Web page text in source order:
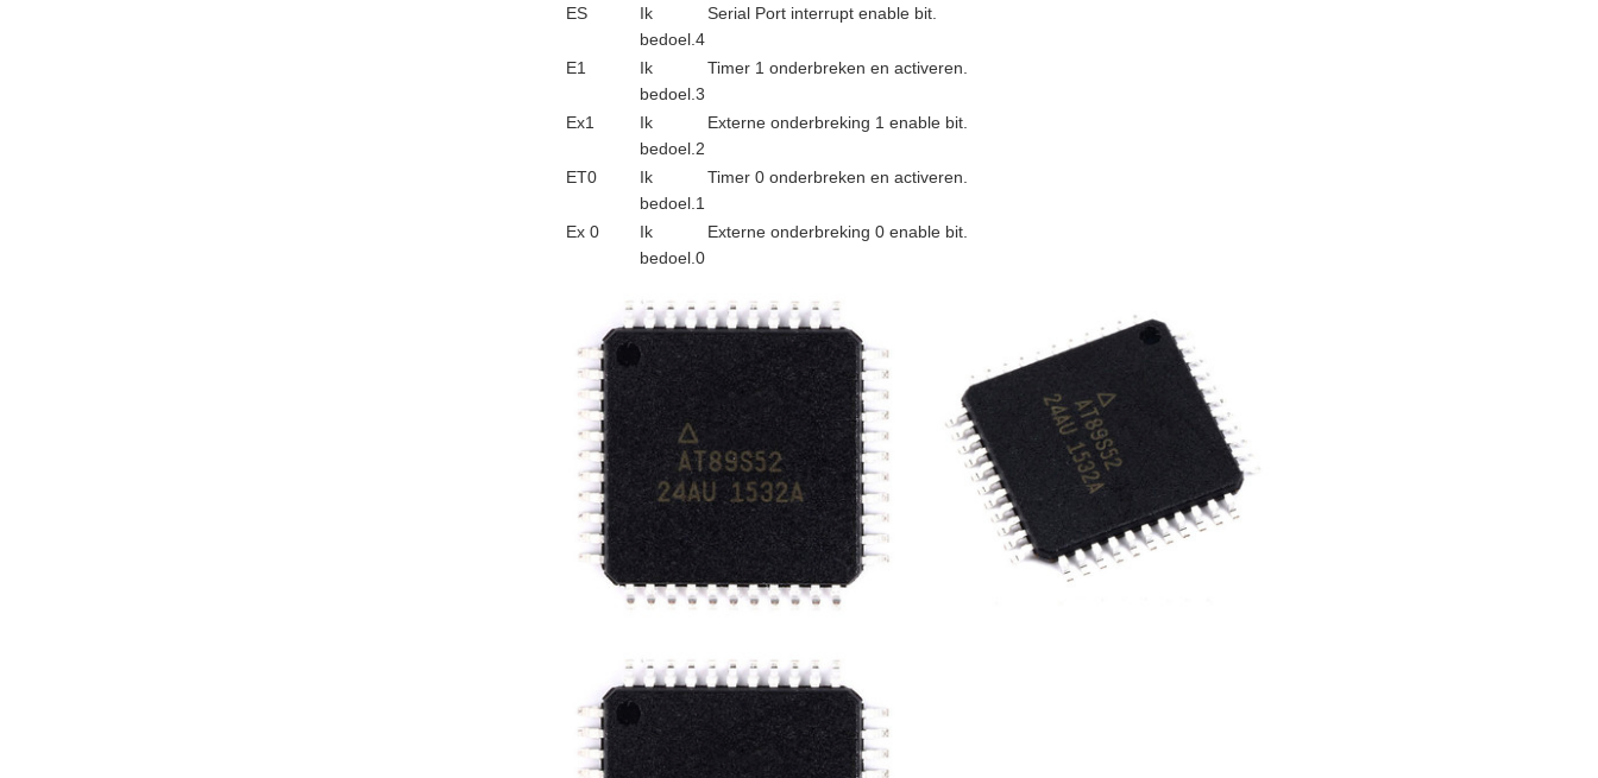
ES
Ik
bedoel.4
Serial Port interrupt enable bit.
E1
Ik
bedoel.3
Timer 1 onderbreken en activeren.
Ex1
Ik
bedoel.2
Externe onderbreking 1 enable bit.
ET0
Ik
bedoel.1
Timer 0 onderbreken en activeren.
Ex 0
Ik
bedoel.0
Externe onderbreking 0 enable bit.